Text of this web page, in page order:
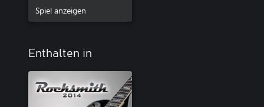
Spiel anzeigen
Enthalten in